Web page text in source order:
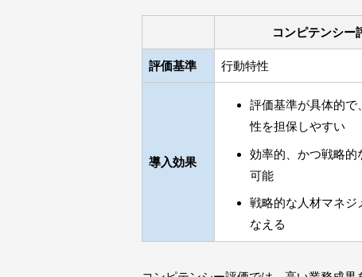
コンピテンシー
評価基準 行動特性
導入効果
評価基準が具体的で
性を担保しやすい
効率的、かつ戦略的
可能
戦略的な人材マネジ
なえる